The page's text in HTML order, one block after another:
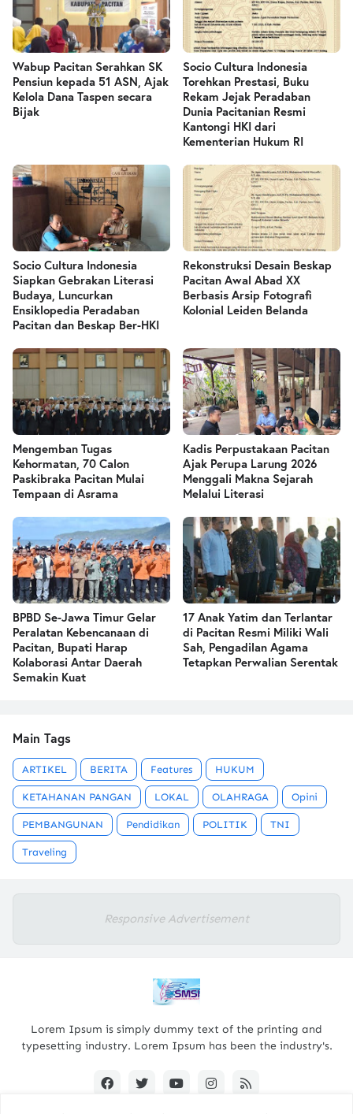
Wabup Pacitan Serahkan SK
Pensiun kepada 51 ASN, Ajak
Kelola Dana Taspen secara
Bijak
Socio Cultura Indonesia
Torehkan Prestasi, Buku
Rekam Jejak Peradaban
Dunia Pacitanian Resmi
Kantongi HKI dari
Kementerian Hukum RI
Socio Cultura Indonesia
Siapkan Gebrakan Literasi
Budaya, Luncurkan
Ensiklopedia Peradaban
Pacitan dan Beskap Ber-HKI
Rekonstruksi Desain Beskap
Pacitan Awal Abad XX
Berbasis Arsip Fotografi
Kolonial Leiden Belanda
Mengemban Tugas
Kehormatan, 70 Calon
Paskibraka Pacitan Mulai
Tempaan di Asrama
Kadis Perpustakaan Pacitan
Ajak Perupa Larung 2026
Menggali Makna Sejarah
Melalui Literasi
BPBD Se-Jawa Timur Gelar
Peralatan Kebencanaan di
Pacitan, Bupati Harap
Kolaborasi Antar Daerah
Semakin Kuat
17 Anak Yatim dan Terlantar
di Pacitan Resmi Miliki Wali
Sah, Pengadilan Agama
Tetapkan Perwalian Serentak
Main Tags
ARTIKEL BERITA Features HUKUM
KETAHANAN PANGAN LOKAL OLAHRAGA Opini
PEMBANGUNAN Pendidikan POLITIK TNI
Traveling
Responsive Advertisement
Lorem Ipsum is simply dummy text of the printing and
typesetting industry. Lorem Ipsum has been the industry's.